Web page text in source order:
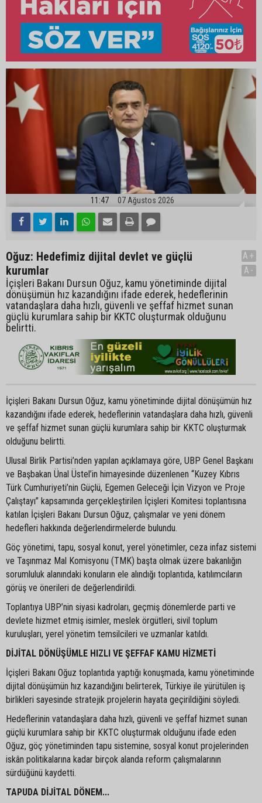
11:47 07 Ağustos 2026
Oğuz: Hedefimiz dijital devlet ve güçlü
kurumlar
İçişleri Bakanı Dursun Oğuz, kamu yönetiminde dijital
dönüşümün hız kazandığını ifade ederek, hedeflerinin
vatandaşlara daha hızlı, güvenli ve şeffaf hizmet sunan
güçlü kurumlara sahip bir KKTC oluşturmak olduğunu
belirtti.
A+
A-
İçişleri Bakanı Dursun Oğuz, kamu yönetiminde dijital dönüşümün hız
kazandığını ifade ederek, hedeflerinin vatandaşlara daha hızlı, güvenli
ve şeffaf hizmet sunan güçlü kurumlara sahip bir KKTC oluşturmak
olduğunu belirtti.
Ulusal Birlik Partisi’nden yapılan açıklamaya göre, UBP Genel Başkanı
ve Başbakan Ünal Üstel’in himayesinde düzenlenen “Kuzey Kıbrıs
Türk Cumhuriyeti’nin Güçlü, Egemen Geleceği İçin Vizyon ve Proje
Çalıştayı” kapsamında gerçekleştirilen İçişleri Komitesi toplantısına
katılan İçişleri Bakanı Dursun Oğuz, çalışmalar ve yeni dönem
hedefleri hakkında değerlendirmelerde bulundu.
Göç yönetimi, tapu, sosyal konut, yerel yönetimler, ceza infaz sistemi
ve Taşınmaz Mal Komisyonu (TMK) başta olmak üzere bakanlığın
sorumluluk alanındaki konuların ele alındığı toplantıda, katılımcıların
görüş ve önerileri de değerlendirildi.
Toplantıya UBP’nin siyasi kadroları, geçmiş dönemlerde parti ve
devlete hizmet etmiş isimler, meslek örgütleri, sivil toplum
kuruluşları, yerel yönetim temsilcileri ve uzmanlar katıldı.
DİJİTAL DÖNÜŞÜMLE HIZLI VE ŞEFFAF KAMU HİZMETİ
İçişleri Bakanı Oğuz toplantıda yaptığı konuşmada, kamu yönetiminde
dijital dönüşümün hız kazandığını belirterek, Türkiye ile yürütülen iş
birlikleri sayesinde stratejik projelerin hayata geçirildiğini söyledi.
Hedeflerinin vatandaşlara daha hızlı, güvenli ve şeffaf hizmet sunan
güçlü kurumlara sahip bir KKTC oluşturmak olduğunu ifade eden
Oğuz, göç yönetiminden tapu sistemine, sosyal konut projelerinden
iskân politikalarına kadar birçok alanda reform çalışmalarının
sürdüğünü kaydetti.
TAPUDA DİJİTAL DÖNEM...